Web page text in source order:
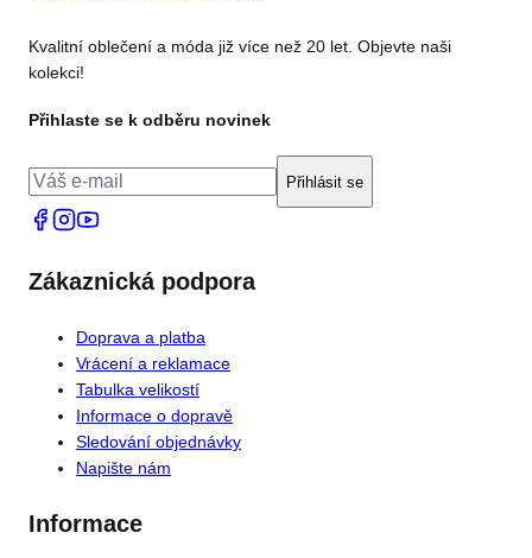
Kvalitní oblečení a móda již více než 20 let. Objevte naši
kolekci!
Přihlaste se k odběru novinek
Přihlásit se
Zákaznická podpora
Doprava a platba
Vrácení a reklamace
Tabulka velikostí
Informace o dopravě
Sledování objednávky
Napište nám
Informace